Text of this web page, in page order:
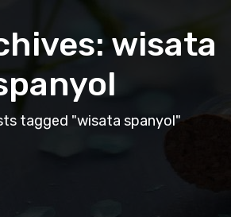
wisata
tagged "wisata spanyol"